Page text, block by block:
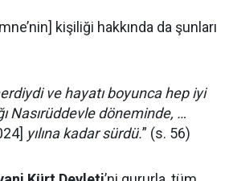
kişiliği hakkında da şunları
ve hayatı boyunca hep iyi
Nasırüddevle döneminde, …
yılına kadar sürdü.” (s. 56)